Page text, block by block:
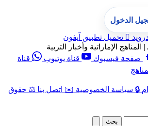
 تحميل تطبيق آيفون
الإماراتية وأخبار التربية
صفحة فيسبوك قناة يوتيوب
قناة
🔒 سياسة الخصوصية ✉️ اتصل بنا ⚖️ حقوق
الدخول
بحث